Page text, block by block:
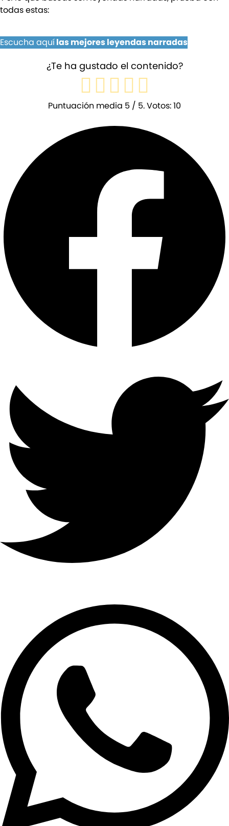
todas estas:
Escucha aquílas mejores leyendas narradas
¿Te ha gustado el contenido?
Puntuación media 5 / 5. Votos:10